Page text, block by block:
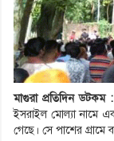
মাগুরা প্রতিদিন ডটকম :
ইসরাইল মোল্যা নামে
গেছে। সে পাশের গ্রামে